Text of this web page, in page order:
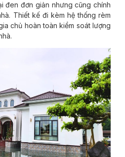
đen đơn giản nhưng cũng chính
Thiết kế đi kèm hệ thống rèm
chủ hoàn toàn kiểm soát lượng